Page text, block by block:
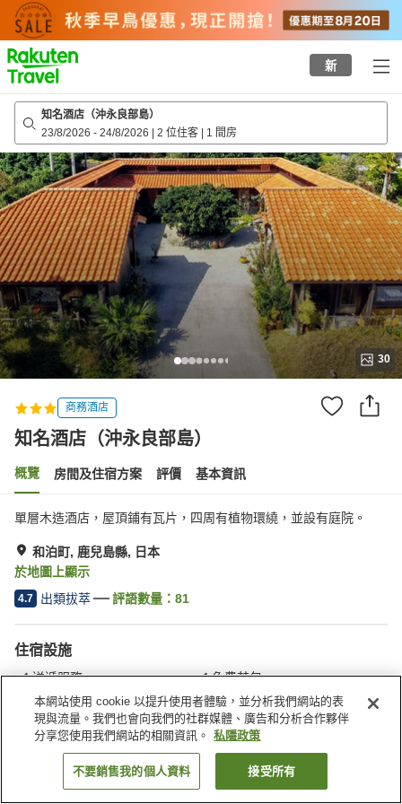
to
top
page
新
知名酒店（沖永良部島）
23/8/2026 - 24/8/2026 | 2 位住客 | 1 間房
30
商務酒店
知名酒店（沖永良部島）
概覽 房間及住宿方案 評價 基本資訊
單層木造酒店，屋頂鋪有瓦片，四周有植物環繞，並設有庭院。
和泊町, 鹿兒島縣, 日本
於地圖上顯示
4.7 出類拔萃 評語數量： 81
住宿設施
送遞服務
免費茶包
接送服務（需預約）
接送服務（免費）
主頁 日本 鹿兒島縣 和泊町 知名酒店（沖永良部島）
找客房
本網站使用 cookie 以提升使用者體驗，並分析我們網站的表
現與流量。我們也會向我們的社群媒體、廣告和分析合作夥伴
分享您使用我們網站的相關資訊。
私隱政策
不要銷售我的個人資料 接受所有